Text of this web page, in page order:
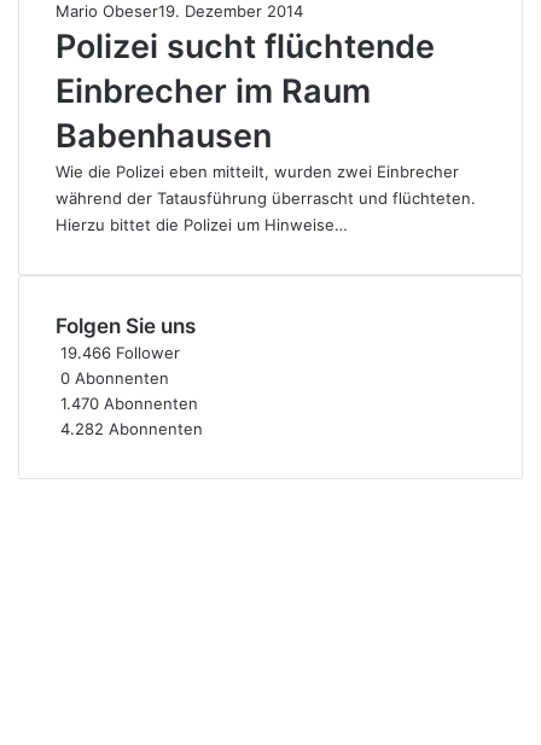
Mario Obeser19. Dezember 2014
Polizei sucht flüchtende
Einbrecher im Raum
Babenhausen
Wie die Polizei eben mitteilt, wurden zwei Einbrecher
während der Tatausführung überrascht und flüchteten.
Hierzu bittet die Polizei um Hinweise…
Folgen Sie uns
19.466 Follower
0 Abonnenten
1.470 Abonnenten
4.282 Abonnenten